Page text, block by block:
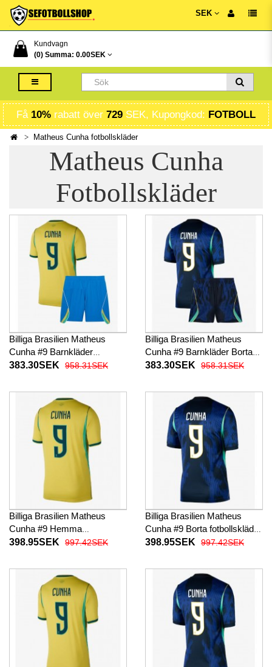
SEK
Kundvagn
(0) Summa: 0.00SEK
Få 10% rabatt över 729 SEK, Kupongkod: FOTBOLL
Matheus Cunha fotbollskläder
Matheus Cunha
Fotbollskläder
Billiga Brasilien Matheus
Cunha #9 Barnkläder
Hemma fotbollskläder till
Korta byxor)
383.30SEK 958.31SEK
Billiga Brasilien Matheus
Cunha #9 Barnkläder Borta
fotbollskläder till baby VM
byxor)
383.30SEK 958.31SEK
Billiga Brasilien Matheus
Cunha #9 Hemma
fotbollskläder VM 2026
398.95SEK 997.42SEK
Billiga Brasilien Matheus
Cunha #9 Borta fotbollskläder
VM 2026 Kortärmad
398.95SEK 997.42SEK